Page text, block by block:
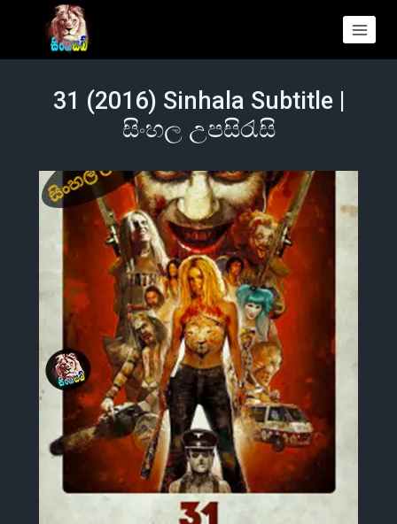
31 (2016) Sinhala Subtitle |
සිංහල උපසිරැසි